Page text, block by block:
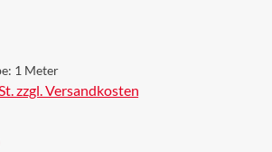
1 Meter
zzgl. Versandkosten